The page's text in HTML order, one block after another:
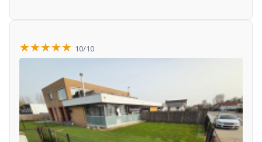
★★★★★ 10/10